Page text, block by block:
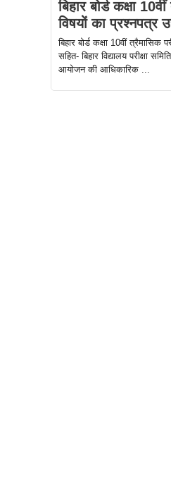
बिहार बोर्ड कक्षा
विषयों का प्रश्नपत्र
बिहार बोर्ड कक्षा 10वीं त्रैमासिक
सहित- बिहार विद्यालय परीक्षा
आयोजन की आधिकारिक ...